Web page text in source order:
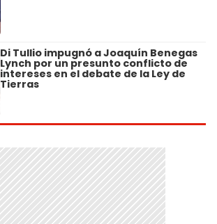
Di Tullio impugnó a Joaquín Benegas
Lynch por un presunto conflicto de
intereses en el debate de la Ley de
Tierras